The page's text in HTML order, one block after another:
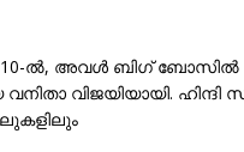
ൽ, അവൾ ബിഗ് ബോസിൽ
വിജയിയായി.